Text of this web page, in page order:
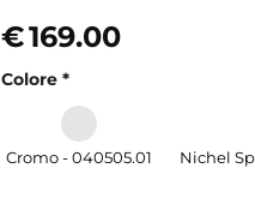
€169.00
Colore *
Cromo - 040505.01 Nichel